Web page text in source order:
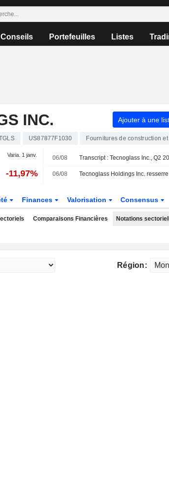
Conseils Portefeuilles Listes
INC. Ajouter à une
US87877F1030 Fournitures de construction
Varia. 1 janv.
-11,97%
06/08
06/08
Finances Valorisation Consensus
Comparaisons Financières Notations
Région: